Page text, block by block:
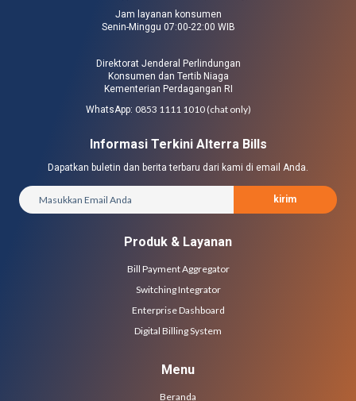
Jam layanan konsumen
Senin-Minggu 07:00-22:00 WIB
Direktorat Jenderal Perlindungan
Konsumen dan Tertib Niaga
Kementerian Perdagangan RI
WhatsApp: 0853 1111 1010 (chat only)
Informasi Terkini Alterra Bills
Dapatkan buletin dan berita terbaru dari kami di email Anda.
kirim
Produk & Layanan
Bill Payment Aggregator
Switching Integrator
Enterprise Dashboard
Digital Billing System
Menu
Beranda